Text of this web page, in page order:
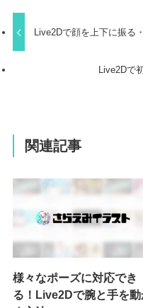
Live2Dで顔を上下に振る
Live2Dで
関連記事
様々なポーズに対応でき
る！Live2Dで腕と手を動